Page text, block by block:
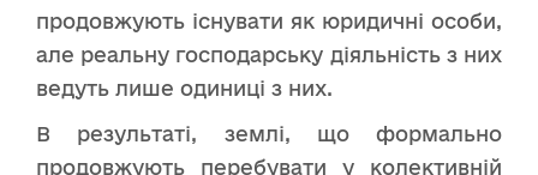
продовжують існувати як юридичні особи,
але реальну господарську діяльність з них
ведуть лише одиниці з них.
В результаті, землі, що формально
продовжують перебувати у колективній